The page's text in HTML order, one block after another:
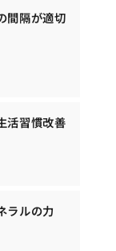
間隔が適切
活習慣改善
ラルの力